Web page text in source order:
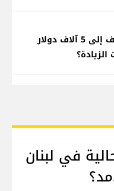
راتب النائب من 3 آلاف إلى 5 آلاف دولار
في لبنان